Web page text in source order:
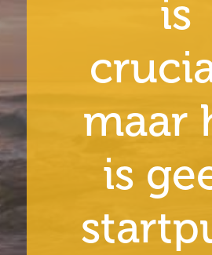
is
maar
is